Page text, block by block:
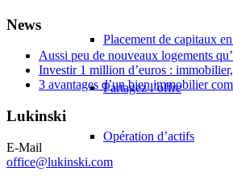
Placement de capitaux
Partagez l’offre
Opération d’actifs
News
Aussi peu de nouveaux logements
Investir 1 million d’euros :
3 avantages d’un bien immobilier
Lukinski
E-Mail
office@lukinski.com